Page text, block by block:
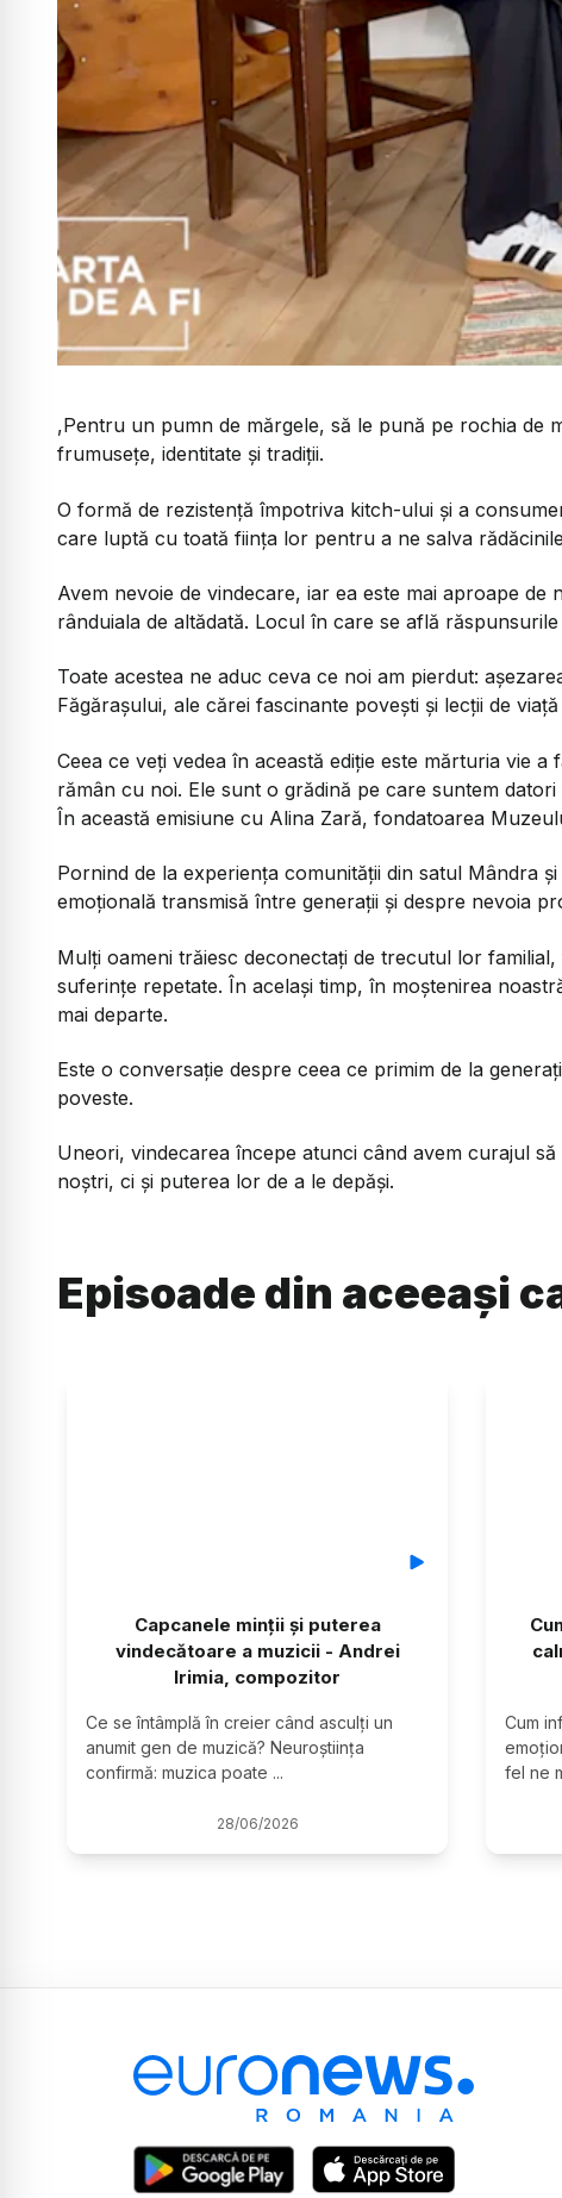
,Pentru un pumn de mărgele, să le pună pe rochia de
frumusețe, identitate și tradiții.
O formă de rezistență împotriva kitch-ului și a
care luptă cu toată ființa lor pentru a ne salva
Avem nevoie de vindecare, iar ea este mai aproape
rânduiala de altădată. Locul în care se află
Toate acestea ne aduc ceva ce noi am pierdut:
Făgărașului, ale cărei fascinante povești și lecții de
Ceea ce veți vedea în această ediție este mărturia vie
rămân cu noi. Ele sunt o grădină pe care suntem
În această emisiune cu Alina Zară, fondatoarea
Pornind de la experiența comunității din satul Mândra
emoțională transmisă între generații și despre nevoia
Mulți oameni trăiesc deconectați de trecutul lor
suferințe repetate. În același timp, în moștenirea
mai departe.
Este o conversație despre ceea ce primim de la
poveste.
Uneori, vindecarea începe atunci când avem curajul
noștri, ci și puterea lor de a le depăși.
Episoade din aceeași
Capcanele minții și puterea
vindecătoare a muzicii - Andrei
Irimia, compozitor
Ce se întâmplă în creier când asculți un
anumit gen de muzică? Neuroștiința
confirmă: muzica poate ...
28/06/2026
Cum
fel ne